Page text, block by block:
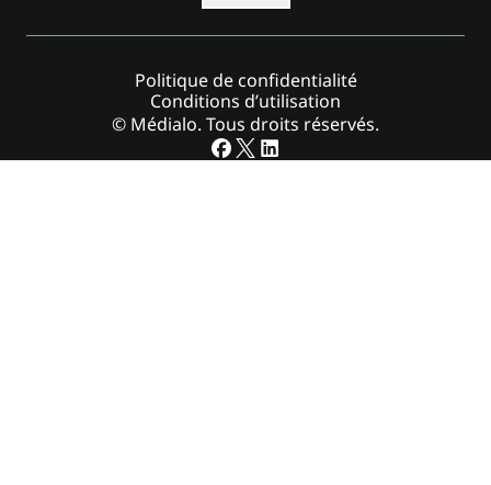
© Médialo. Tous droits réservés.
Politique de confidentialité
Conditions d’utilisation